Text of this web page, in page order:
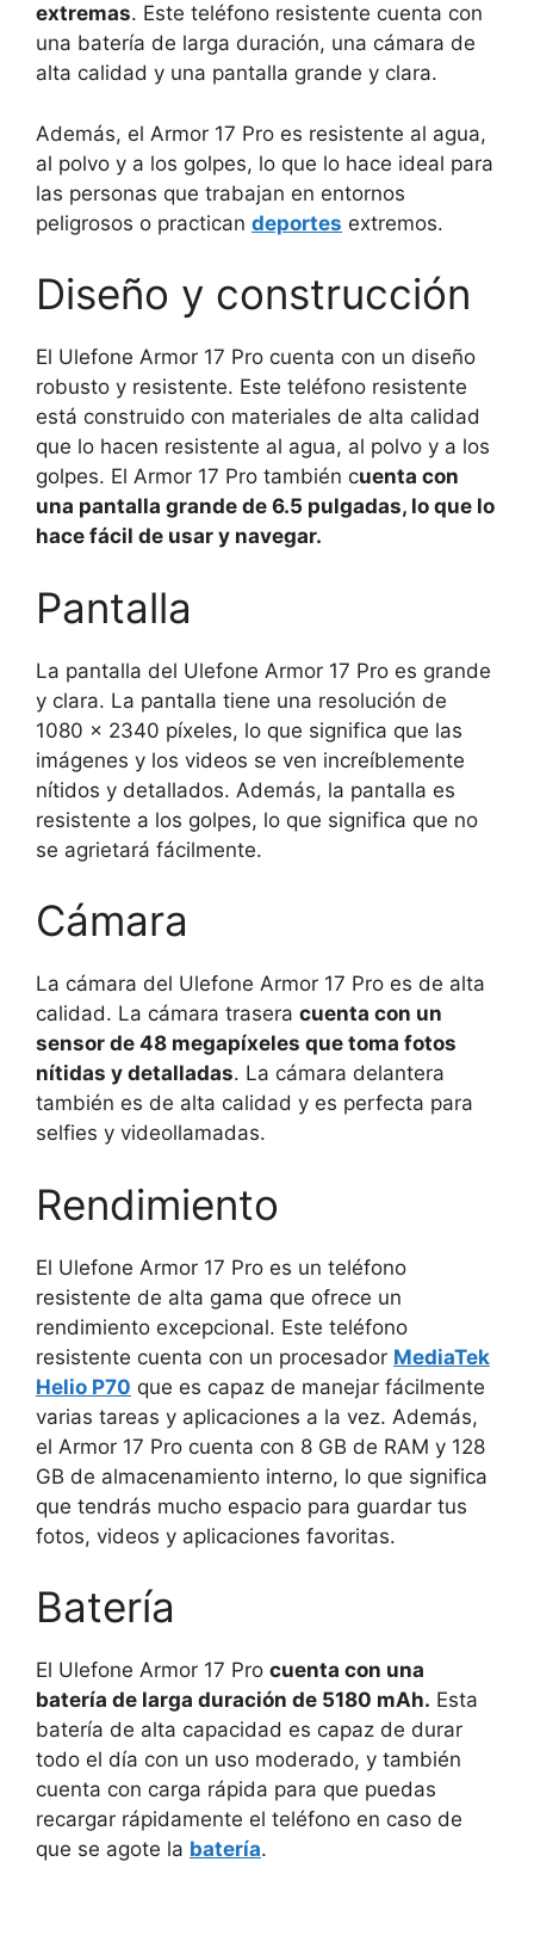
extremas. Este teléfono resistente cuenta con
una batería de larga duración, una cámara de
alta calidad y una pantalla grande y clara.
Además, el Armor 17 Pro es resistente al agua,
al polvo y a los golpes, lo que lo hace ideal para
las personas que trabajan en entornos
peligrosos o practican deportes extremos.
Diseño y construcción
El Ulefone Armor 17 Pro cuenta con un diseño
robusto y resistente. Este teléfono resistente
está construido con materiales de alta calidad
que lo hacen resistente al agua, al polvo y a los
golpes. El Armor 17 Pro también cuenta con
una pantalla grande de 6.5 pulgadas, lo que lo
hace fácil de usar y navegar.
Pantalla
La pantalla del Ulefone Armor 17 Pro es grande
y clara. La pantalla tiene una resolución de
1080 x 2340 píxeles, lo que significa que las
imágenes y los videos se ven increíblemente
nítidos y detallados. Además, la pantalla es
resistente a los golpes, lo que significa que no
se agrietará fácilmente.
Cámara
La cámara del Ulefone Armor 17 Pro es de alta
calidad. La cámara trasera cuenta con un
sensor de 48 megapíxeles que toma fotos
nítidas y detalladas. La cámara delantera
también es de alta calidad y es perfecta para
selfies y videollamadas.
Rendimiento
El Ulefone Armor 17 Pro es un teléfono
resistente de alta gama que ofrece un
rendimiento excepcional. Este teléfono
resistente cuenta con un procesador MediaTek
Helio P70 que es capaz de manejar fácilmente
varias tareas y aplicaciones a la vez. Además,
el Armor 17 Pro cuenta con 8 GB de RAM y 128
GB de almacenamiento interno, lo que significa
que tendrás mucho espacio para guardar tus
fotos, videos y aplicaciones favoritas.
Batería
El Ulefone Armor 17 Pro cuenta con una
batería de larga duración de 5180 mAh. Esta
batería de alta capacidad es capaz de durar
todo el día con un uso moderado, y también
cuenta con carga rápida para que puedas
recargar rápidamente el teléfono en caso de
que se agote la batería.